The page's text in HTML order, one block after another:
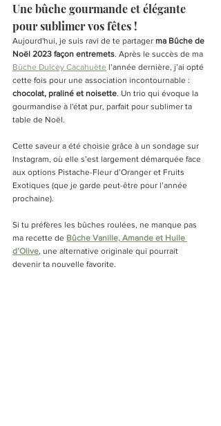
Une bûche gourmande et élégante
pour sublimer vos fêtes !
Aujourd'hui, je suis ravi de te partager ma Bûche de
Noël 2023 façon entremets . Après le succès de ma
Bûche Dulcey Cacahuète l’année dernière, j’ai opté
cette fois pour une association incontournable :
chocolat, praliné et noisette . Un trio qui évoque la
gourmandise à l'état pur, parfait pour sublimer ta
table de Noël.
Cette saveur a été choisie grâce à un sondage sur
Instagram, où elle s’est largement démarquée face
aux options Pistache-Fleur d’Oranger et Fruits
Exotiques (que je garde peut-être pour l’année
prochaine).
Si tu préfères les bûches roulées, ne manque pas
ma recette de Bûche Vanille, Amande et Huile
d’Olive , une alternative originale qui pourrait
devenir ta nouvelle favorite.